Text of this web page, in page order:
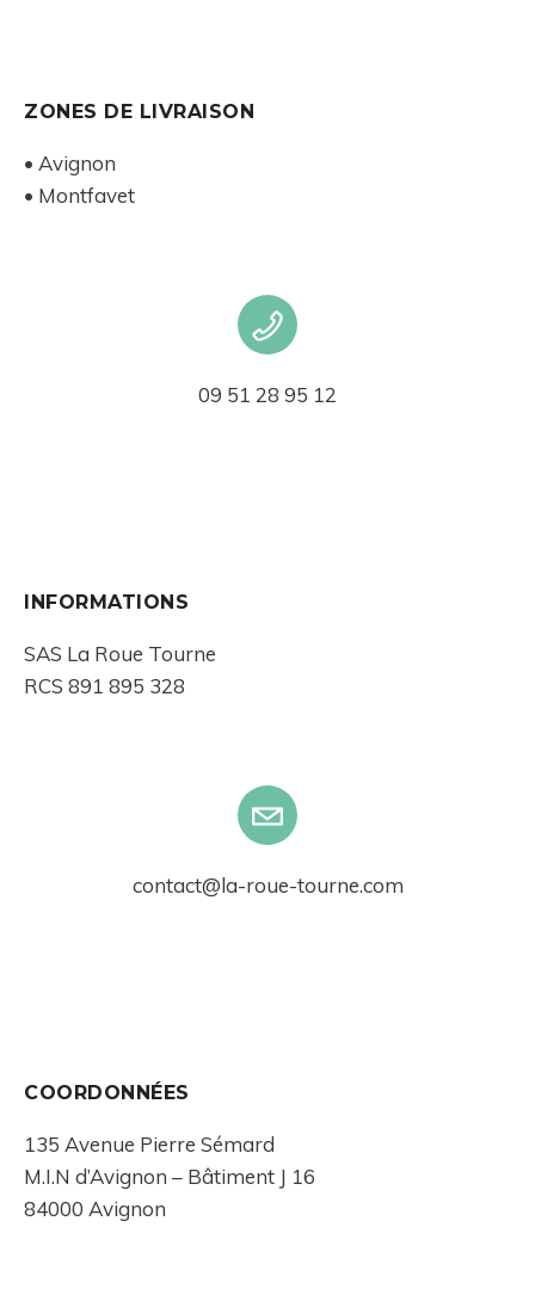
ZONES DE LIVRAISON
• Avignon
• Montfavet
09 51 28 95 12
INFORMATIONS
SAS La Roue Tourne
RCS 891 895 328
contact@la-roue-tourne.com
COORDONNÉES
135 Avenue Pierre Sémard
M.I.N d’Avignon – Bâtiment J 16
84000 Avignon